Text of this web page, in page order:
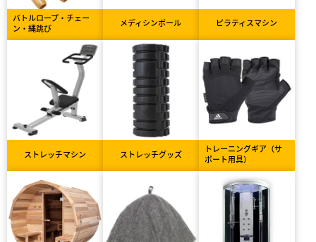
バトルロープ・チェー
ン・縄跳び
メディシンボール ピラティスマシン
ストレッチマシン ストレッチグッズ
トレーニングギア（サ
ポート用具）